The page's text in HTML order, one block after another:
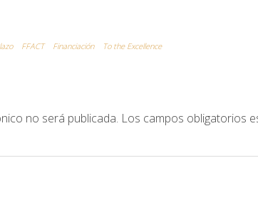
FFACT Financiación To the Excellence
no será publicada. Los campos obligatorios